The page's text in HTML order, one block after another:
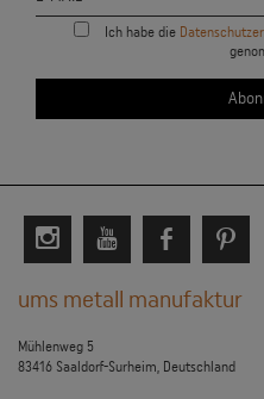
Ich habe die
ums metall manufaktur
Mühlenweg 5
83416 Saaldorf-Surheim, Deutschland